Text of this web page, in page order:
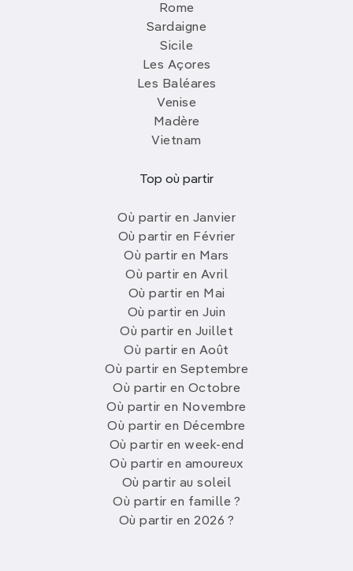
Rome
Sardaigne
Sicile
Les Açores
Les Baléares
Venise
Madère
Vietnam
Top où partir
Où partir en Janvier
Où partir en Février
Où partir en Mars
Où partir en Avril
Où partir en Mai
Où partir en Juin
Où partir en Juillet
Où partir en Août
Où partir en Septembre
Où partir en Octobre
Où partir en Novembre
Où partir en Décembre
Où partir en week-end
Où partir en amoureux
Où partir au soleil
Où partir en famille ?
Où partir en 2026 ?